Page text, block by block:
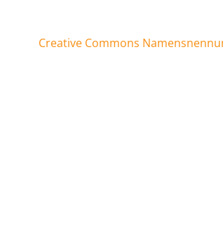
Creative Commons